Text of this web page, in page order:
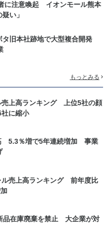
に注意喚起 イオンモール熊本
い」
旧本社跡地で大型複合開発
もっとみる
売上高ランキング 上位5社の顔
に縮小
5.3％増で5年連続増加 事業
ル売上高ランキング 前年度比
品在庫廃棄を禁止 大企業が対